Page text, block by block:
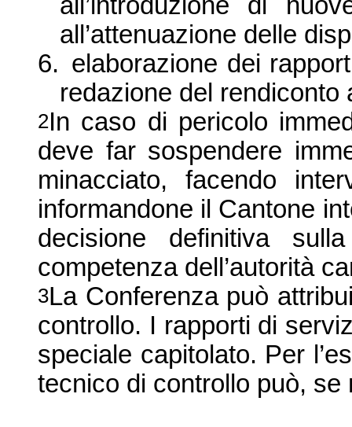
all’introduzione di
all’attenuazione delle
6. elaborazione dei
redazione del
2In caso di pericolo
deve far sospendere
minacciato, facendo
informandone il Cantone
decisione definitiva
competenza dell’autorità
3La Conferenza può
controllo. I rapporti di
speciale capitolato. Per
tecnico di controllo può,